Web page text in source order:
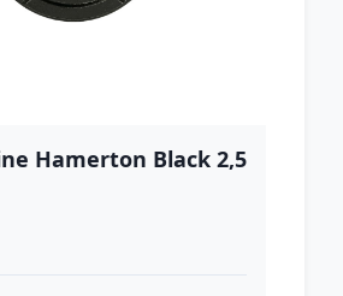
Hamerton Black 2,5